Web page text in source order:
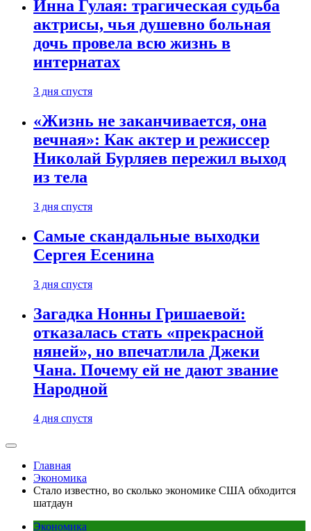
Инна Гулая: трагическая судьба
актрисы, чья душевно больная
дочь провела всю жизнь в
интернатах
3 дня спустя
«Жизнь не заканчивается, она
вечная»: Как актер и режиссер
Николай Бурляев пережил выход
из тела
3 дня спустя
Самые скандальные выходки
Сергея Есенина
3 дня спустя
Загадка Нонны Гришаевой:
отказалась стать «прекрасной
няней», но впечатлила Джеки
Чана. Почему ей не дают звание
Народной
4 дня спустя
Главная
Экономика
Стало известно, во сколько экономике США обходится
шатдаун
Экономика